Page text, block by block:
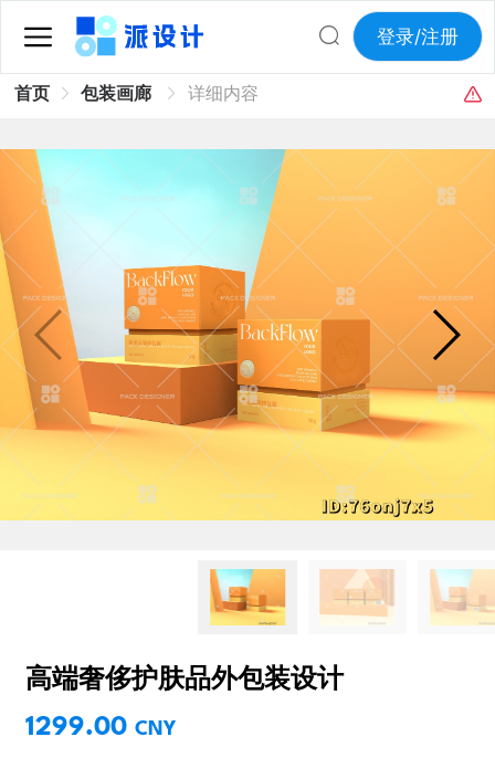
登录/注册
首页 包装画廊 详细内容
高端奢侈护肤品外包装设计
1299.00 CNY